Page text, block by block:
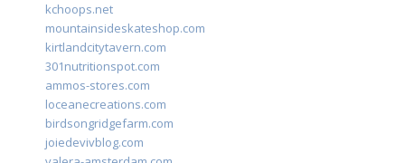
kchoops.net
mountainsideskateshop.com
kirtlandcitytavern.com
301nutritionspot.com
ammos-stores.com
loceanecreations.com
birdsongridgefarm.com
joiedevivblog.com